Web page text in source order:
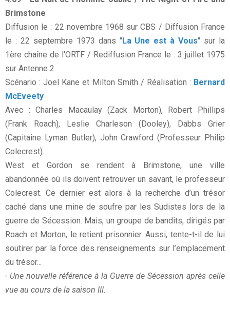
Brimstone
Diffusion le : 22 novembre 1968 sur CBS / Diffusion France
le : 22 septembre 1973 dans "La Une est à Vous" sur la
1ère chaîne de l'ORTF / Rediffusion France le : 3 juillet 1975
sur Antenne 2
Scénario : Joel Kane et Milton Smith / Réalisation : Bernard
McEveety
Avec : Charles Macaulay (Zack Morton), Robert Phillips
(Frank Roach), Leslie Charleson (Dooley), Dabbs Grier
(Capitaine Lyman Butler), John Crawford (Professeur Philip
Colecrest).
West et Gordon se rendent à Brimstone, une ville
abandonnée où ils doivent retrouver un savant, le professeur
Colecrest. Ce dernier est alors à la recherche d’un trésor
caché dans une mine de soufre par les Sudistes lors de la
guerre de Sécession. Mais, un groupe de bandits, dirigés par
Roach et Morton, le retient prisonnier. Aussi, tente-t-il de lui
soutirer par la force des renseignements sur l’emplacement
du trésor...
- Une nouvelle référence à la Guerre de Sécession après celle
vue au cours de la saison III.